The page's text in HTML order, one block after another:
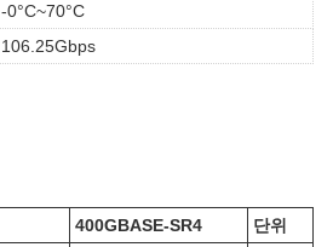
-0°C~70°C
106.25Gbps
400GBASE-SR4
단위